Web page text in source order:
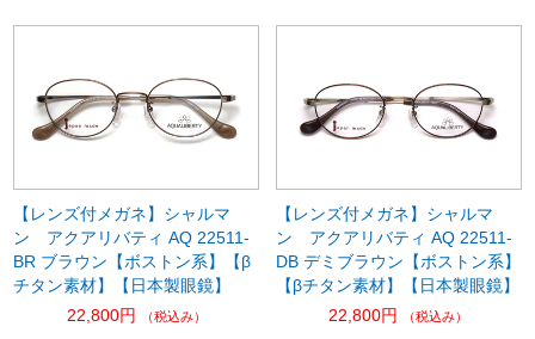
【レンズ付メガネ】シャルマ
ン アクアリバティ AQ 22511-
BR ブラウン【ボストン系】【β
チタン素材】【日本製眼鏡】
22,800円
（税込み）
【レンズ付メガネ】シャルマ
ン アクアリバティ AQ 22511-
DB デミブラウン【ボストン系】
【βチタン素材】【日本製眼鏡】
22,800円
（税込み）